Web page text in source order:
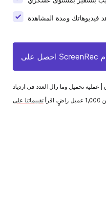
المبيعات
الجدد
ومدة المشاهدة
|